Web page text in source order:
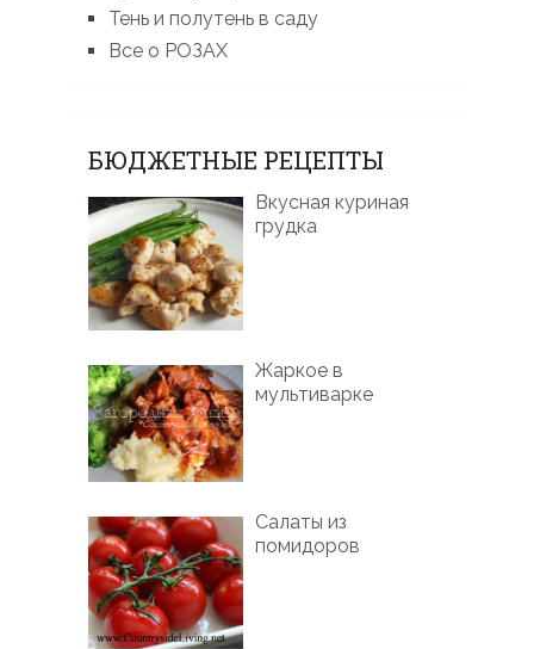
Тень и полутень в саду
Все о РОЗАХ
БЮДЖЕТНЫЕ РЕЦЕПТЫ
Вкусная куриная
грудка
Жаркое в
мультиварке
Салаты из
помидоров